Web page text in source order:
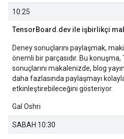
10:25
TensorBoard.dev ile işbirlikçi
Deney sonuçlarını paylaşmak,
önemli bir parçasıdır. Bu
sonuçlarını makalenizde, blog
daha fazlasında paylaşmayı
etkinleştirebileceğini gösteriyor.
Gal Oshri
SABAH 10:30